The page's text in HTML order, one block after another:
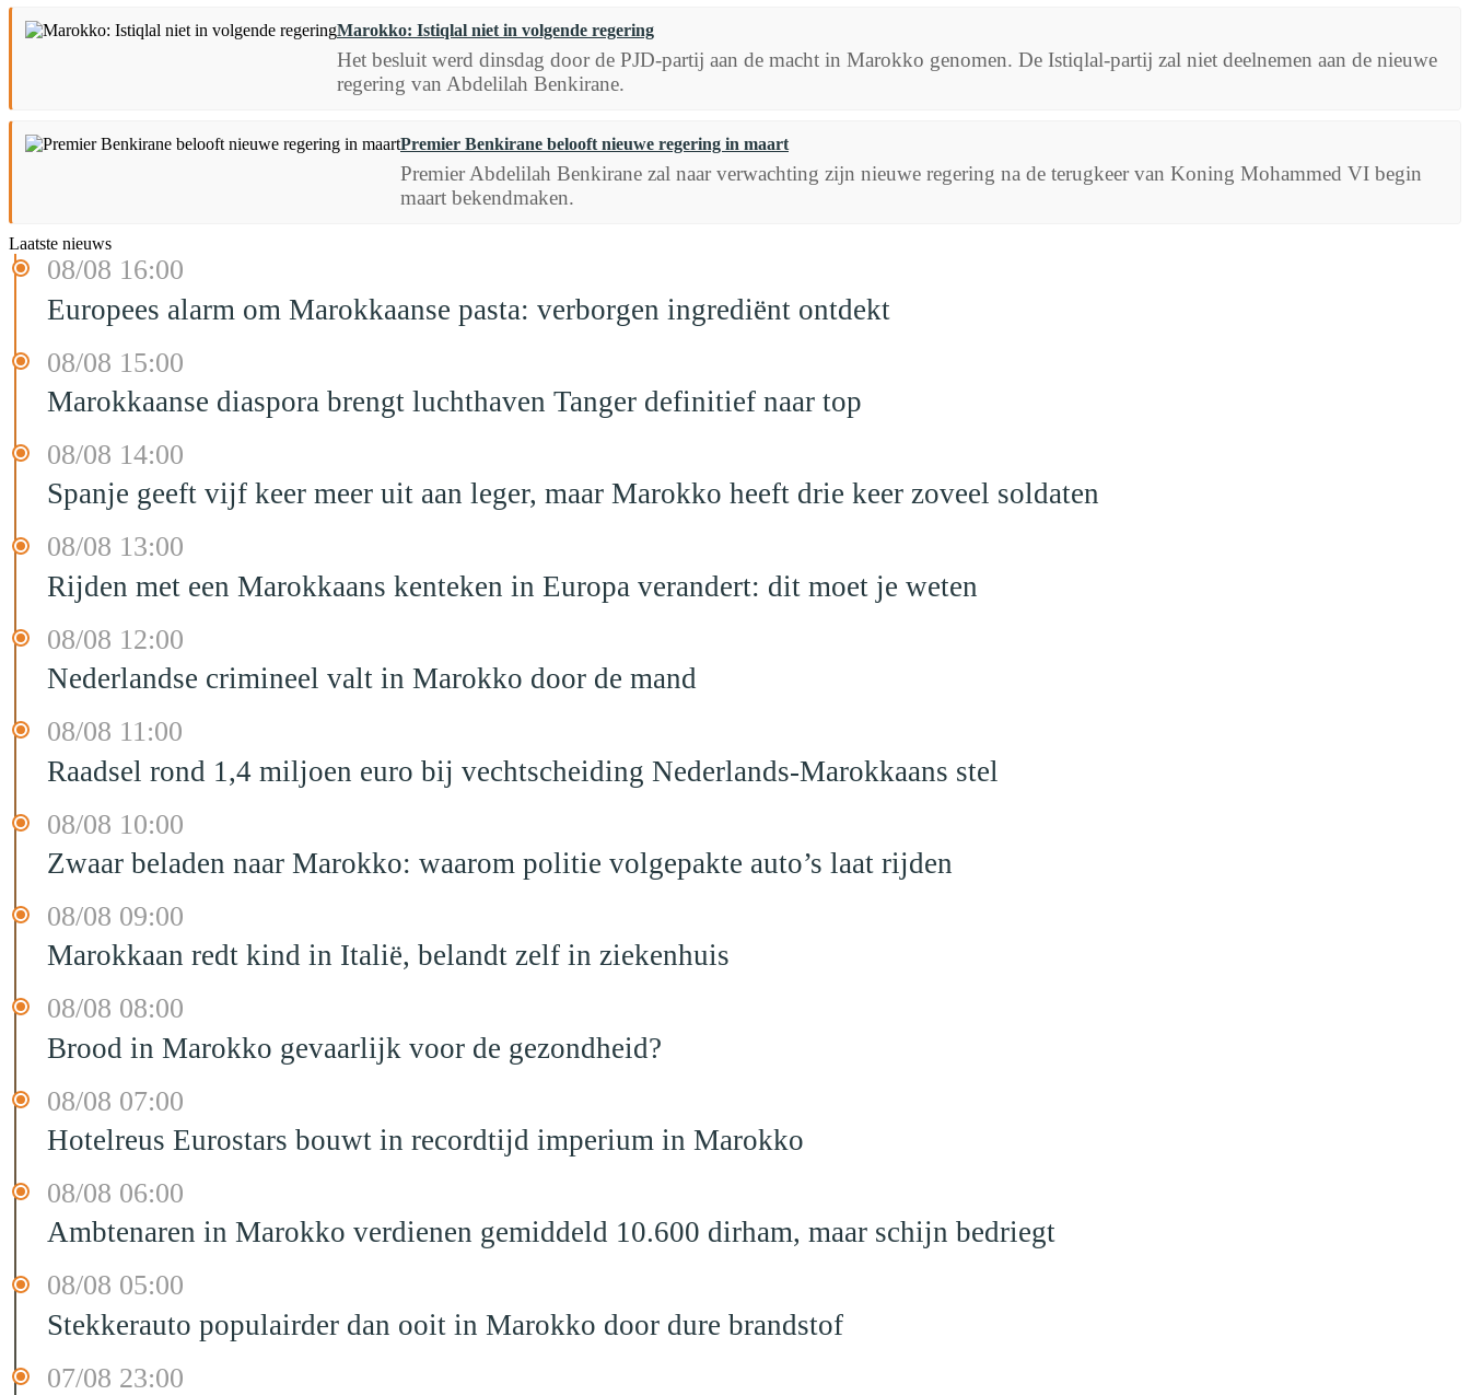
Marokko: Istiqlal niet in volgende regering
Het besluit werd dinsdag door de PJD-partij aan de macht in Marokko genomen. De Istiqlal-partij zal niet deelnemen aan de nieuwe
regering van Abdelilah Benkirane.
Premier Benkirane belooft nieuwe regering in maart
Premier Abdelilah Benkirane zal naar verwachting zijn nieuwe regering na de terugkeer van Koning Mohammed VI begin
maart bekendmaken.
Laatste nieuws
08/08 16:00
Europees alarm om Marokkaanse pasta: verborgen ingrediënt ontdekt
08/08 15:00
Marokkaanse diaspora brengt luchthaven Tanger definitief naar top
08/08 14:00
Spanje geeft vijf keer meer uit aan leger, maar Marokko heeft drie keer zoveel soldaten
08/08 13:00
Rijden met een Marokkaans kenteken in Europa verandert: dit moet je weten
08/08 12:00
Nederlandse crimineel valt in Marokko door de mand
08/08 11:00
Raadsel rond 1,4 miljoen euro bij vechtscheiding Nederlands-Marokkaans stel
08/08 10:00
Zwaar beladen naar Marokko: waarom politie volgepakte auto’s laat rijden
08/08 09:00
Marokkaan redt kind in Italië, belandt zelf in ziekenhuis
08/08 08:00
Brood in Marokko gevaarlijk voor de gezondheid?
08/08 07:00
Hotelreus Eurostars bouwt in recordtijd imperium in Marokko
08/08 06:00
Ambtenaren in Marokko verdienen gemiddeld 10.600 dirham, maar schijn bedriegt
08/08 05:00
Stekkerauto populairder dan ooit in Marokko door dure brandstof
07/08 23:00